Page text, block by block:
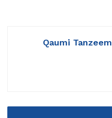
Qaumi Tanzeem